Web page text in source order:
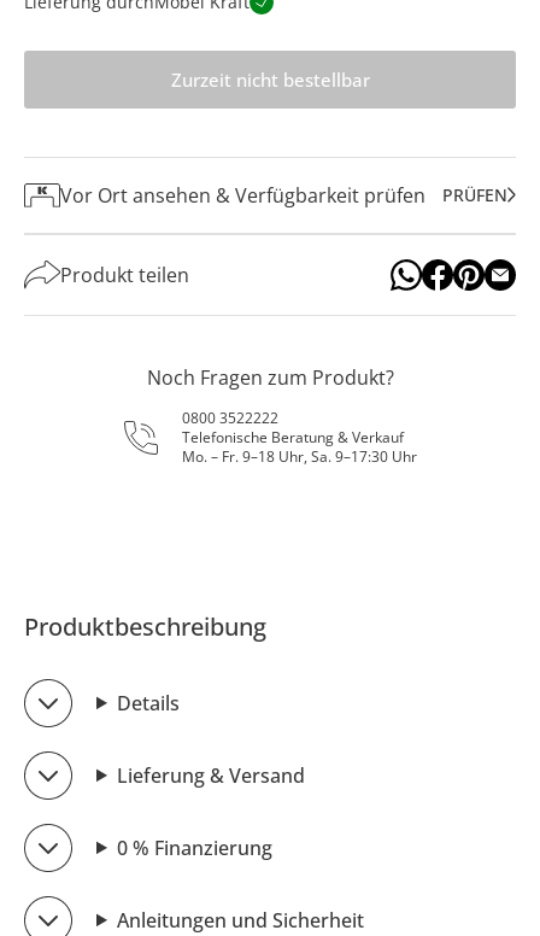
Zurzeit nicht bestellbar
Vor Ort ansehen & Verfügbarkeit prüfen PRÜFEN
Produkt teilen
Noch Fragen zum Produkt?
0800 3522222
Telefonische Beratung & Verkauf
Mo. – Fr. 9–18 Uhr, Sa. 9–17:30 Uhr
Produktbeschreibung
Details
Lieferung & Versand
0 % Finanzierung
Anleitungen und Sicherheit